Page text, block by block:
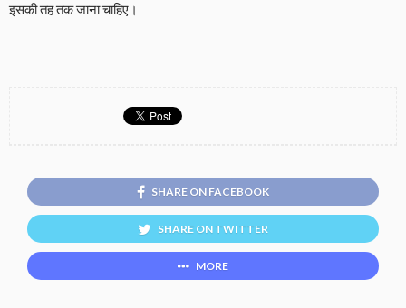
इसकी तह तक जाना चाहिए।
SHARE ON FACEBOOK
SHARE ON TWITTER
MORE